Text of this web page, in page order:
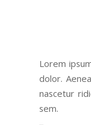
Lorem
dolor.
nascetur
sem.